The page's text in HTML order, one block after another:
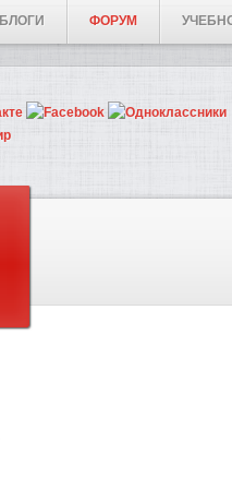
БЛОГИ ФОРУМ